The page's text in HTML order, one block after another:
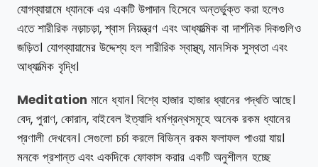
যোগব্যায়ামে ধ্যানকে এর একটি উপাদান হিসেবে অন্তর্ভুক্ত করা হলেও
এতে শারীরিক নড়াচড়া, শ্বাস নিয়ন্ত্রণ এবং আধ্যাত্মিক বা দার্শনিক দিকগুলিও
জড়িত। যোগব্যায়ামের উদ্দেশ্য হল শারীরিক স্বাস্থ্য, মানসিক সুস্থতা এবং
আধ্যাত্মিক বৃদ্ধি।
Meditation মানে ধ্যান। বিশ্বে হাজার হাজার ধ্যানের পদ্ধতি আছে।
বেদ, পুরাণ, কোরান, বাইবেল ইত্যাদি ধর্মগ্রন্থসমূহে অনেক রকম ধ্যানের
প্রণালী দেখবেন। সেগুলো চর্চা করলে বিভিন্ন রকম ফলাফল পাওয়া যায়।
মনকে প্রশান্ত এবং একদিকে ফোকাস করার একটি অনুশীলন হচ্ছে